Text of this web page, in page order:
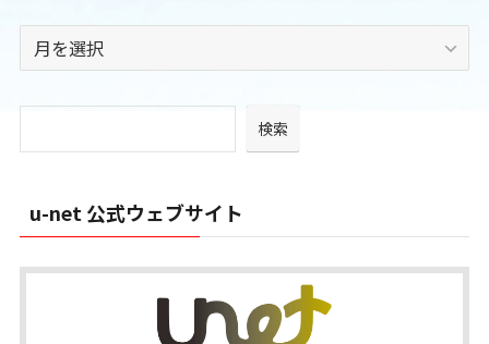
ー
ブ
検索
u-net 公式ウェブサイト